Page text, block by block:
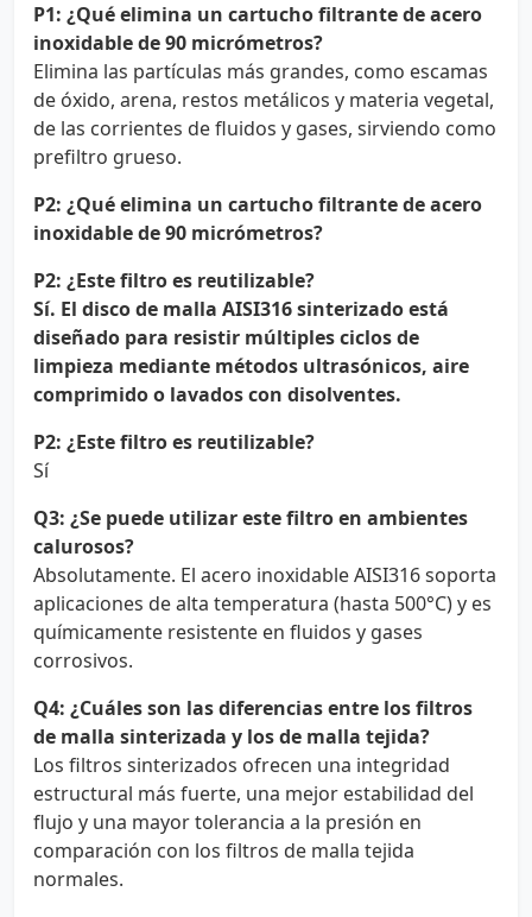
P1: ¿Qué elimina un cartucho filtrante de acero
inoxidable de 90 micrómetros?
Elimina las partículas más grandes, como escamas
de óxido, arena, restos metálicos y materia vegetal,
de las corrientes de fluidos y gases, sirviendo como
prefiltro grueso.
P2: ¿Qué elimina un cartucho filtrante de acero
inoxidable de 90 micrómetros?
P2: ¿Este filtro es reutilizable?
Sí. El disco de malla AISI316 sinterizado está
diseñado para resistir múltiples ciclos de
limpieza mediante métodos ultrasónicos, aire
comprimido o lavados con disolventes.
P2: ¿Este filtro es reutilizable?
Sí
Q3: ¿Se puede utilizar este filtro en ambientes
calurosos?
Absolutamente. El acero inoxidable AISI316 soporta
aplicaciones de alta temperatura (hasta 500°C) y es
químicamente resistente en fluidos y gases
corrosivos.
Q4: ¿Cuáles son las diferencias entre los filtros
de malla sinterizada y los de malla tejida?
Los filtros sinterizados ofrecen una integridad
estructural más fuerte, una mejor estabilidad del
flujo y una mayor tolerancia a la presión en
comparación con los filtros de malla tejida
normales.